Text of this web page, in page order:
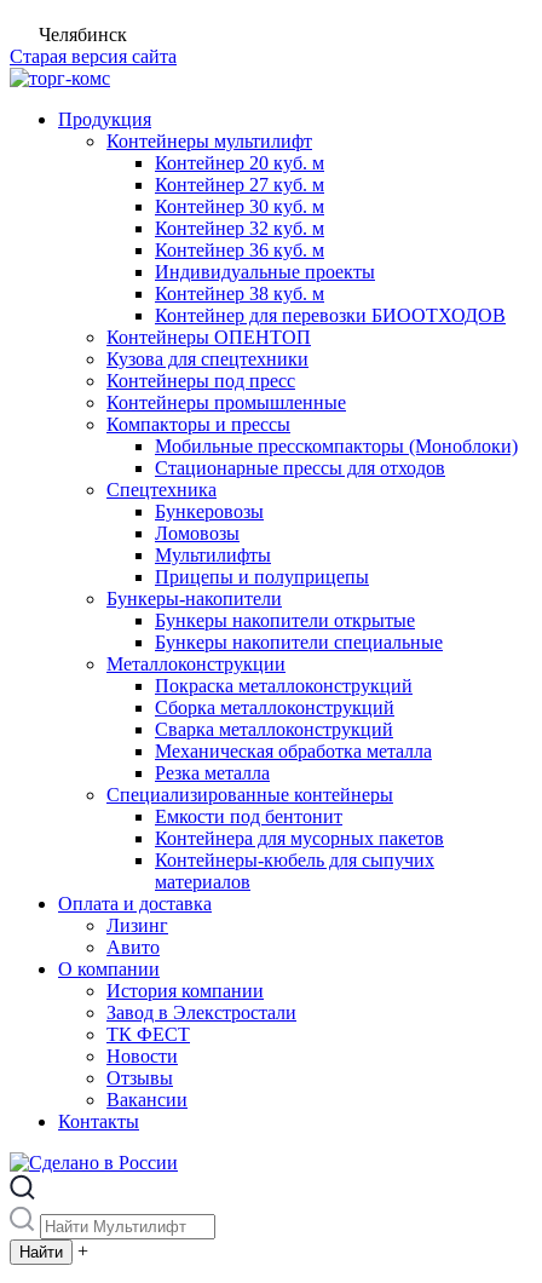
Челябинск
Старая версия сайта
Продукция
Контейнеры мультилифт
Контейнер 20 куб. м
Контейнер 27 куб. м
Контейнер 30 куб. м
Контейнер 32 куб. м
Контейнер 36 куб. м
Индивидуальные проекты
Контейнер 38 куб. м
Контейнер для перевозки БИООТХОДОВ
Контейнеры ОПЕНТОП
Кузова для спецтехники
Контейнеры под пресс
Контейнеры промышленные
Компакторы и прессы
Мобильные пресскомпакторы (Моноблоки)
Стационарные прессы для отходов
Спецтехника
Бункеровозы
Ломовозы
Мультилифты
Прицепы и полуприцепы
Бункеры-накопители
Бункеры накопители открытые
Бункеры накопители специальные
Металлоконструкции
Покраска металлоконструкций
Сборка металлоконструкций
Сварка металлоконструкций
Механическая обработка металла
Резка металла
Специализированные контейнеры
Емкости под бентонит
Контейнера для мусорных пакетов
Контейнеры-кюбель для сыпучих
материалов
Оплата и доставка
Лизинг
Авито
О компании
История компании
Завод в Элекстростали
ТК ФЕСТ
Новости
Отзывы
Вакансии
Контакты
+